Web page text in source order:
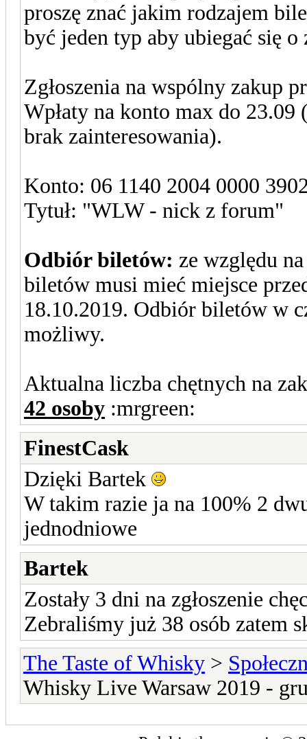
proszę znać jakim rodzajem
być jeden typ aby ubiegać się
Zgłoszenia na wspólny zakup
Wpłaty na konto max do 23.09
brak zainteresowania).
Konto: 06 1140 2004 0000
Tytuł: "WLW - nick z forum"
Odbiór biletów: ze względu
biletów musi mieć miejsce
18.10.2019. Odbiór biletów w
możliwy.
Aktualna liczba chętnych na
42 osoby :mrgreen:
FinestCask
Dzięki Bartek
W takim razie ja na 100% 2
jednodniowe
Bartek
Zostały 3 dni na zgłoszenie
Zebraliśmy już 38 osób zatem
The Taste of Whisky >
Whisky Live Warsaw 2019 -